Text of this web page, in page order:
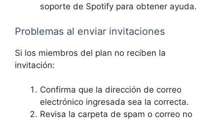
soporte de Spotify para obtener ayuda.
Problemas al enviar invitaciones
Si los miembros del plan no reciben la
invitación:
Confirma que la dirección de correo
electrónico ingresada sea la correcta.
Revisa la carpeta de spam o correo no